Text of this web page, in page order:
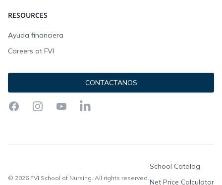
RESOURCES
Ayuda financiera
Careers at FVI
CONTACTANOS
FacebookInstagramYouTubeLinkedIn
© 2026 FVI School of Nursing. All rights reserved.
School Catalog
Net Price Calculator